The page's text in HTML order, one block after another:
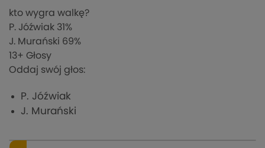
kto wygra walkę?
P. Jóźwiak 31%
J. Murański 69%
13+ Głosy
Oddaj swój głos:
P. Jóźwiak
J. Murański